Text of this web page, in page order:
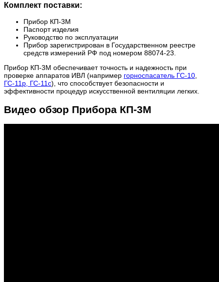
Комплект поставки:
Прибор КП-3М
Паспорт изделия
Руководство по эксплуатации
Прибор зарегистрирован в Государственном реестре
средств измерений РФ под номером 88074-23.
Прибор КП-3М обеспечивает точность и надежность при
проверке аппаратов ИВЛ (например горноспасатель ГС-10,
ГС-11р, ГС-11с), что способствует безопасности и
эффективности процедур искусственной вентиляции легких.
Видео обзор Прибора КП-3М